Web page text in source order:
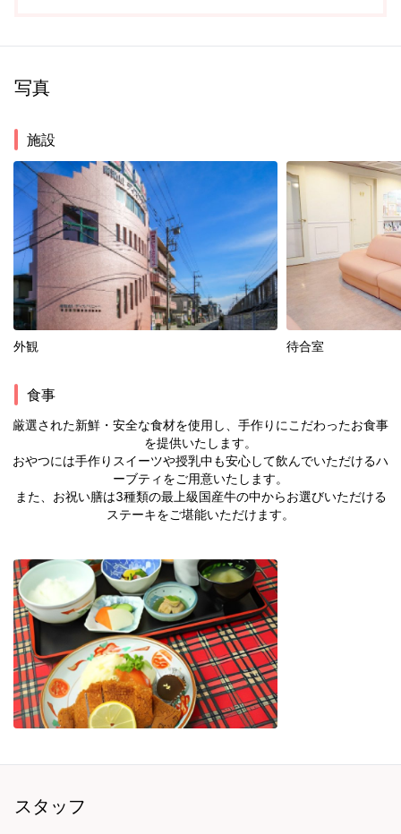
写真
施設
外観 待合室
食事
厳選された新鮮・安全な食材を使用し、手作りにこだわったお食事
を提供いたします。
おやつには手作りスイーツや授乳中も安心して飲んでいただけるハ
ーブティをご用意いたします。
また、お祝い膳は3種類の最上級国産牛の中からお選びいただける
ステーキをご堪能いただけます。
スタッフ